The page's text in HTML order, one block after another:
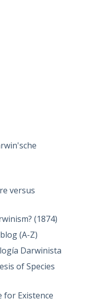
versus
(1874)
(A-Z)
Darwinista
of Species
for Existence